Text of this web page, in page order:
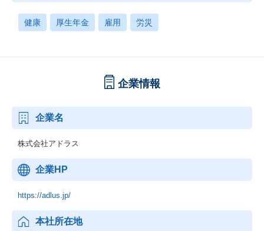
健康 厚生年金 雇用 労災
企業情報
企業名
株式会社アドラス
企業HP
https://adlus.jp/
本社所在地